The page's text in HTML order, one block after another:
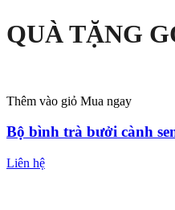
QUÀ TẶNG
Thêm vào giỏ Mua ngay
Bộ bình trà bưởi cành
Liên hệ